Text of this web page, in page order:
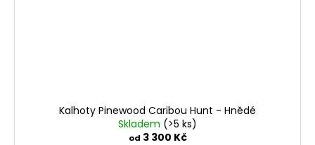
Kalhoty Pinewood Caribou Hunt - Hnědé
Skladem (>5 ks)
od 3 300 Kč